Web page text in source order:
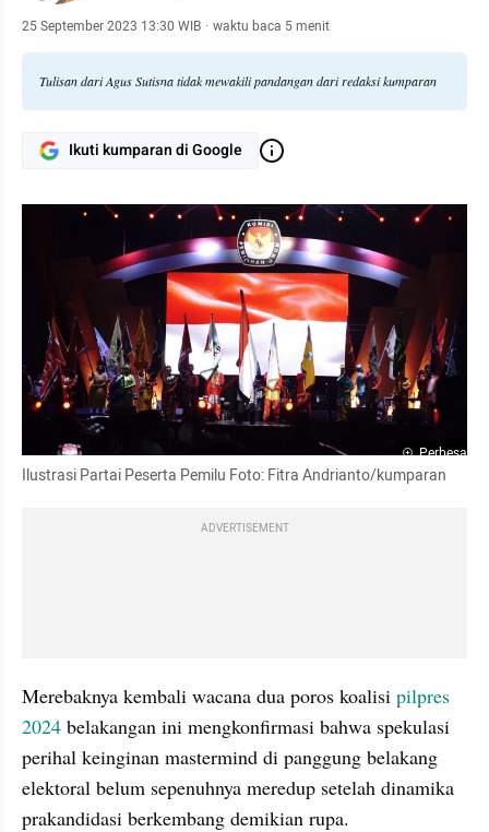
25 September 2023 13:30 WIB · waktu baca 5 menit
Tulisan dari Agus Sutisna tidak mewakili pandangan dari redaksi kumparan
Ikuti kumparan di Google
Perbesar
Ilustrasi Partai Peserta Pemilu Foto: Fitra Andrianto/kumparan
ADVERTISEMENT
Merebaknya kembali wacana dua poros koalisi pilpres
2024 belakangan ini mengkonfirmasi bahwa spekulasi
perihal keinginan mastermind di panggung belakang
elektoral belum sepenuhnya meredup setelah dinamika
prakandidasi berkembang demikian rupa.